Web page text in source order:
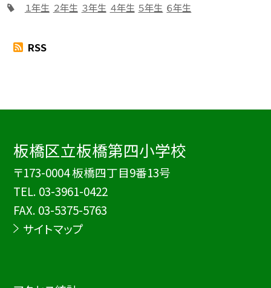
１年生 ２年生 ３年生 ４年生 ５年生 ６年生
RSS
板橋区立板橋第四小学校
〒173-0004 板橋四丁目9番13号
TEL. 03-3961-0422
FAX. 03-5375-5763
サイトマップ